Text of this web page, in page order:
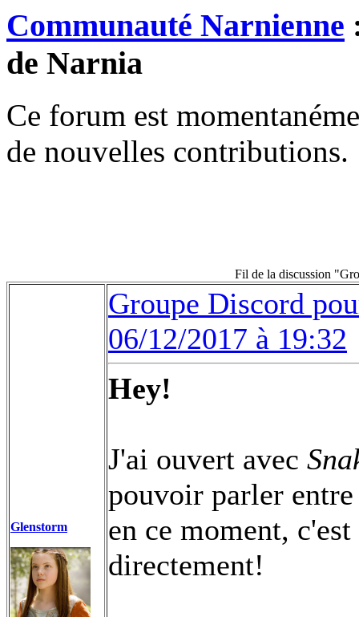
Communauté Narnienne
de Narnia
Ce forum est
de nouvelles contributions.
Fil de la discussion
Glenstorm
Groupe Discord
06/12/2017 à 19:32
Hey!
J'ai ouvert avec
pouvoir parler
en ce moment,
directement!